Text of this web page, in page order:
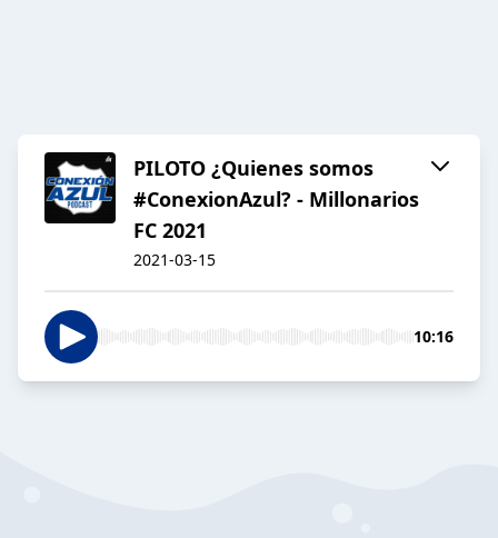
PILOTO ¿Quienes somos
#ConexionAzul? - Millonarios
FC 2021
2021-03-15
10:16